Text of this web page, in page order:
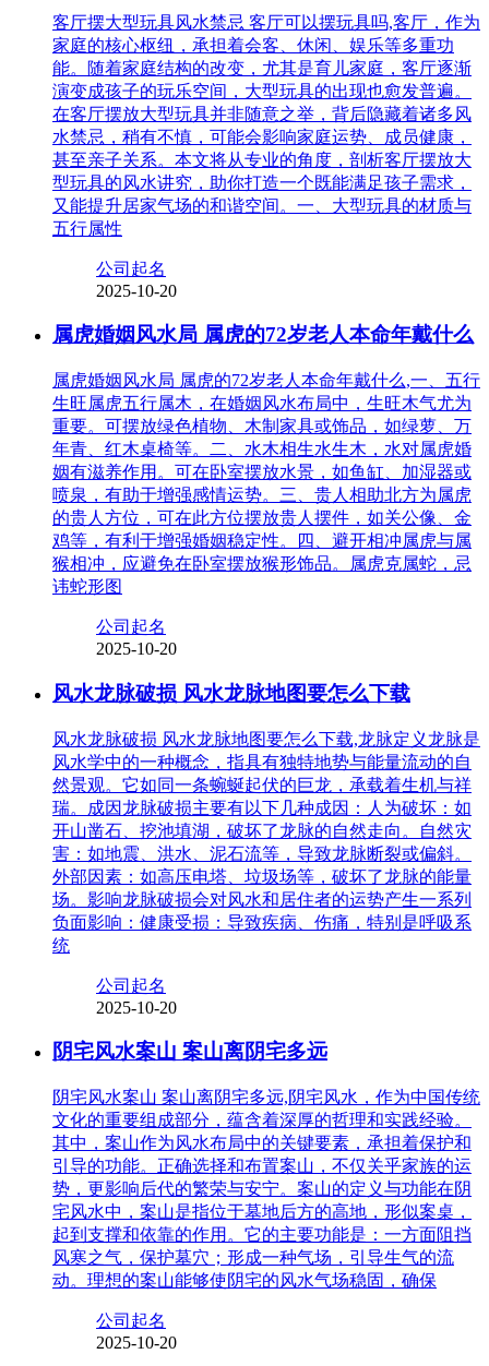
客厅摆大型玩具风水禁忌 客厅可以摆玩具吗,客厅，作为
家庭的核心枢纽，承担着会客、休闲、娱乐等多重功
能。随着家庭结构的改变，尤其是育儿家庭，客厅逐渐
演变成孩子的玩乐空间，大型玩具的出现也愈发普遍。
在客厅摆放大型玩具并非随意之举，背后隐藏着诸多风
水禁忌，稍有不慎，可能会影响家庭运势、成员健康，
甚至亲子关系。本文将从专业的角度，剖析客厅摆放大
型玩具的风水讲究，助你打造一个既能满足孩子需求，
又能提升居家气场的和谐空间。一、大型玩具的材质与
五行属性
公司起名
2025-10-20
属虎婚姻风水局 属虎的72岁老人本命年戴什么
属虎婚姻风水局 属虎的72岁老人本命年戴什么,一、五行
生旺属虎五行属木，在婚姻风水布局中，生旺木气尤为
重要。可摆放绿色植物、木制家具或饰品，如绿萝、万
年青、红木桌椅等。二、水木相生水生木，水对属虎婚
姻有滋养作用。可在卧室摆放水景，如鱼缸、加湿器或
喷泉，有助于增强感情运势。三、贵人相助北方为属虎
的贵人方位，可在此方位摆放贵人摆件，如关公像、金
鸡等，有利于增强婚姻稳定性。四、避开相冲属虎与属
猴相冲，应避免在卧室摆放猴形饰品。属虎克属蛇，忌
讳蛇形图
公司起名
2025-10-20
风水龙脉破损 风水龙脉地图要怎么下载
风水龙脉破损 风水龙脉地图要怎么下载,龙脉定义龙脉是
风水学中的一种概念，指具有独特地势与能量流动的自
然景观。它如同一条蜿蜒起伏的巨龙，承载着生机与祥
瑞。成因龙脉破损主要有以下几种成因：人为破坏：如
开山凿石、挖池填湖，破坏了龙脉的自然走向。自然灾
害：如地震、洪水、泥石流等，导致龙脉断裂或偏斜。
外部因素：如高压电塔、垃圾场等，破坏了龙脉的能量
场。影响龙脉破损会对风水和居住者的运势产生一系列
负面影响：健康受损：导致疾病、伤痛，特别是呼吸系
统
公司起名
2025-10-20
阴宅风水案山 案山离阴宅多远
阴宅风水案山 案山离阴宅多远,阴宅风水，作为中国传统
文化的重要组成部分，蕴含着深厚的哲理和实践经验。
其中，案山作为风水布局中的关键要素，承担着保护和
引导的功能。正确选择和布置案山，不仅关乎家族的运
势，更影响后代的繁荣与安宁。案山的定义与功能在阴
宅风水中，案山是指位于墓地后方的高地，形似案桌，
起到支撑和依靠的作用。它的主要功能是：一方面阻挡
风寒之气，保护墓穴；形成一种气场，引导生气的流
动。理想的案山能够使阴宅的风水气场稳固，确保
公司起名
2025-10-20